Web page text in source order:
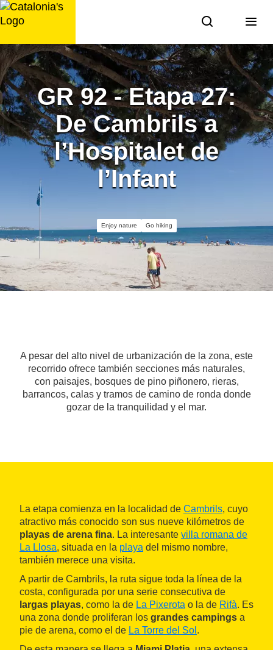
Skip
to
GR 92 - Etapa 27:
De Cambrils a
l’Hospitalet de
l’Infant
Enjoy nature Go hiking
A pesar del alto nivel de urbanización de la zona, este
recorrido ofrece también secciones más naturales,
con paisajes, bosques de pino piñonero, rieras,
barrancos, calas y tramos de camino de ronda donde
gozar de la tranquilidad y el mar.
La etapa comienza en la localidad de Cambrils, cuyo
atractivo más conocido son sus nueve kilómetros de
playas de arena fina. La interesante villa romana de
La Llosa, situada en la playa del mismo nombre,
también merece una visita.
A partir de Cambrils, la ruta sigue toda la línea de la
costa, configurada por una serie consecutiva de
largas playas, como la de La Pixerota o la de Rifà. Es
una zona donde proliferan los grandes campings a
pie de arena, como el de La Torre del Sol .